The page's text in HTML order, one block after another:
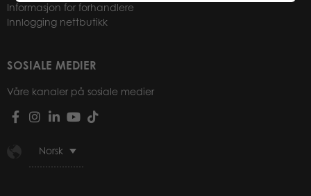
Informasjon for forhandlere
Innlogging nettbutikk
SOSIALE MEDIER
Våre kanaler på sosiale medier
Norsk